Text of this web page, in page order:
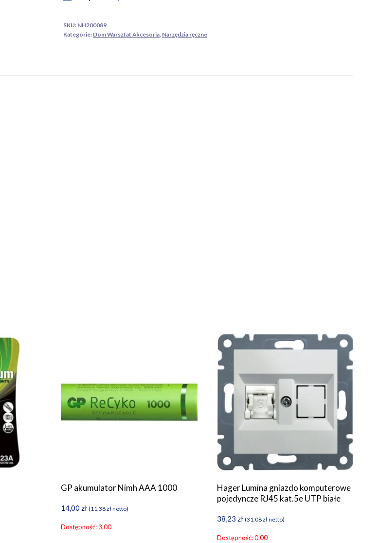
SKU: NH200089
Kategorie: Dom Warsztat Akcesoria, Narzędzia ręczne
GP akumulator Nimh AAA 1000
14,00 zł (11,38złnetto)
Dostępność: 3.00
Hager Lumina gniazdo komputerowe
pojedyncze RJ45 kat.5e UTP białe
38,23 zł (31,08złnetto)
Dostępność: 0.00